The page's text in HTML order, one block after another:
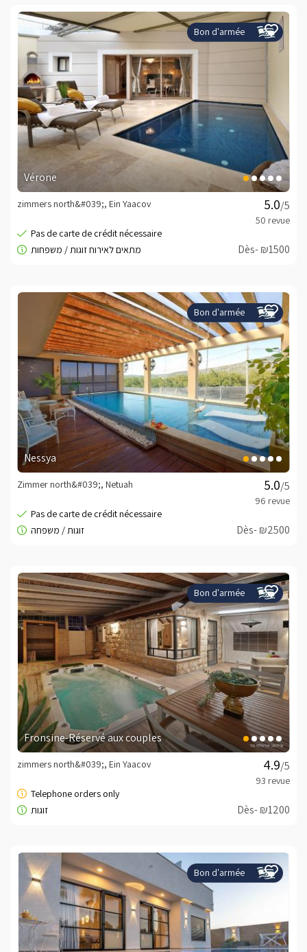
Bon d'armée
Vérone
/5
zimmers north&#039;, Ein Yaacov
Dès- ₪1500
Bon d'armée
Nessya
/5
Zimmer north&#039;, Netuah
Dès- ₪2500
Bon d'armée
Fronsine-Réservé aux couples
/5
zimmers north&#039;, Ein Yaacov
Dès- ₪1200
Bon d'armée